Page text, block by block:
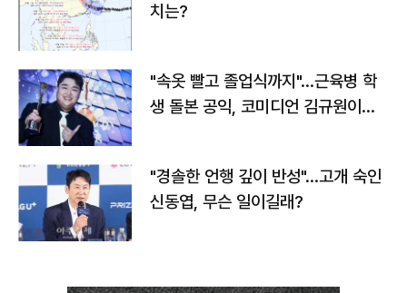
치는?
"속옷 빨고 졸업식까지"…근육병 학
생 돌본 공익, 코미디언 김규원이었
"경솔한 언행 깊이 반성"…고개 숙인
신동엽, 무슨 일이길래?